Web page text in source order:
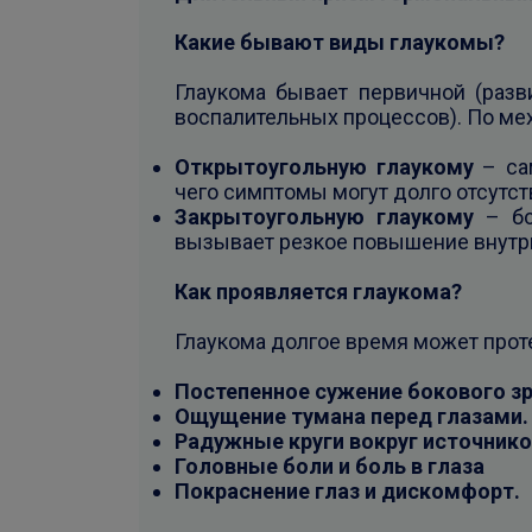
Какие бывают виды глаукомы?
Глаукома бывает первичной
воспалительных процессов). По
Открытоугольную глаукому–
чего симптомы могут долго
Закрытоугольную глаукому –
вызывает резкое повышение
Как проявляется глаукома?
Глаукома долгое время может
Постепенное сужение бокового
Ощущение тумана перед глазами.
Радужные круги вокруг
Головные боли и боль в глаза
Покраснение глаз и дискомфорт.